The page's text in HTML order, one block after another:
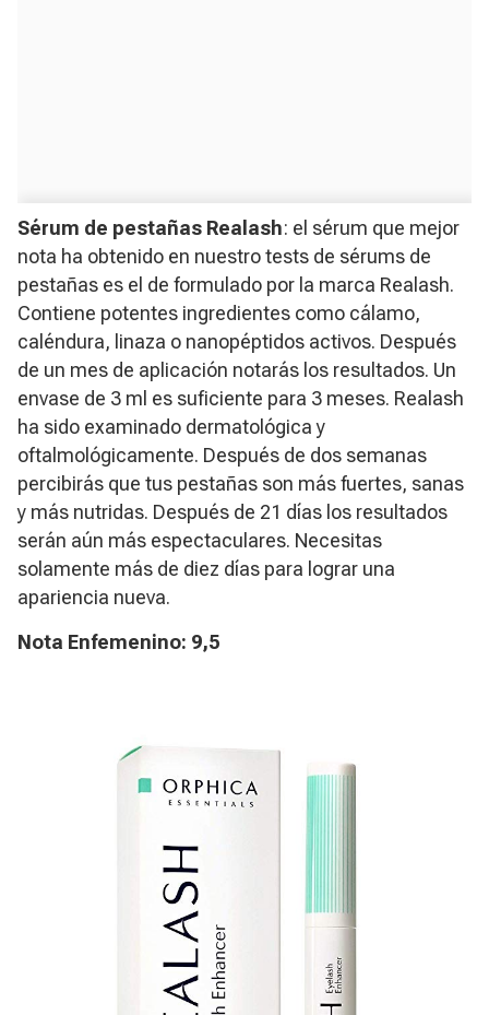
Sérum de pestañas Realash: el sérum que mejor
nota ha obtenido en nuestro tests de sérums de
pestañas es el de formulado por la marca Realash.
Contiene potentes ingredientes como cálamo,
caléndura, linaza o nanopéptidos activos. Después
de un mes de aplicación notarás los resultados. Un
envase de 3 ml es suficiente para 3 meses. Realash
ha sido examinado dermatológica y
oftalmológicamente. Después de dos semanas
percibirás que tus pestañas son más fuertes, sanas
y más nutridas. Después de 21 días los resultados
serán aún más espectaculares. Necesitas
solamente más de diez días para lograr una
apariencia nueva.
Nota Enfemenino: 9,5